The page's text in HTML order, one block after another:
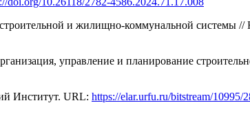
и жилищно-коммунальной системы
управление и пла­нирование
Институт. URL: https://elar.urfu.ru/bitstream/